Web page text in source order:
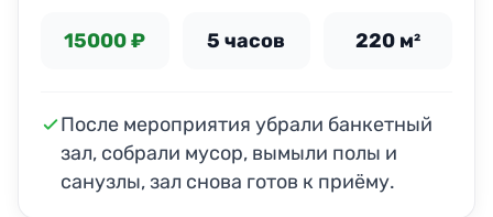
15000 ₽ 5 часов 220 м²
После мероприятия убрали банкетный
зал, собрали мусор, вымыли полы и
санузлы, зал снова готов к приёму.